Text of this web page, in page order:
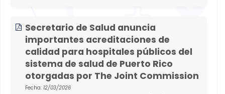
Secretario de Salud anuncia
importantes acreditaciones de
calidad para hospitales públicos del
sistema de salud de Puerto Rico
otorgadas por The Joint Commission
Fecha: 12/03/2026